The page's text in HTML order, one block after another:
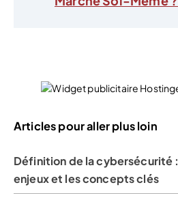
Articles pour aller plus loin
Définition de la cybersécurité
enjeux et les concepts clés